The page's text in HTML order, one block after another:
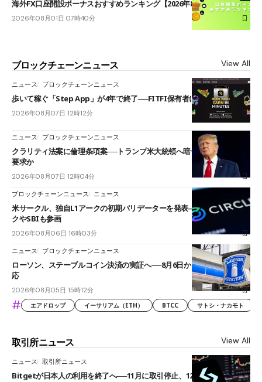
海外FX口座開設ボーナスおすすめランキング【2026年8月最新】
2026年08月01日 07時40分
ブロックチェーンニュース View All
ニュース ブロックチェーンニュース
歩いて稼ぐ「Step App」が4年で終了──FITFI保有者に対応呼びかけ
2026年08月07日 12時12分
ニュース ブロックチェーンニュース
クラリティ法案に倫理条項案──トランプ米大統領へ暗号資産事業の売却
要求か
2026年08月07日 12時04分
ブロックチェーンニュース ニュース
米サークル、独自L1アークの初期バリデーターを発表――ブラックロッ
クやSBIも参画
2026年08月06日 16時03分
ニュース ブロックチェーンニュース
ローソン、ステーブルコイン決済の実証へ──8月6日からJPYCやUSDC対
応
2026年08月05日 15時12分
# エアドロップ イーサリアム（ETH） BTCC サトシ・ナカモト
取引所ニュース View All
ニュース 取引所ニュース
Bitgetが日本人の利用を終了へ──11月に取引停止、12月末に強制決済